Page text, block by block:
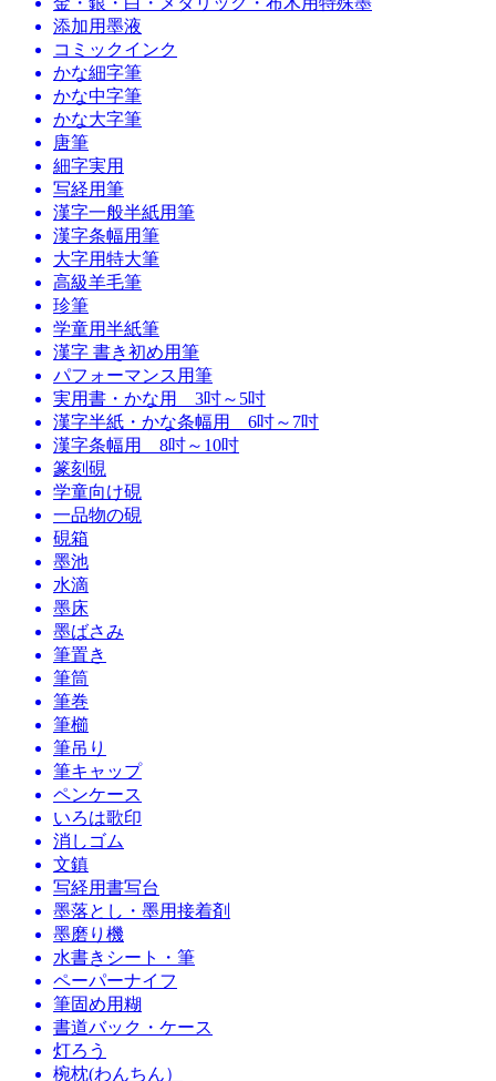
添加用墨液
コミックインク
かな細字筆
かな中字筆
かな大字筆
唐筆
細字実用
写経用筆
漢字一般半紙用筆
漢字条幅用筆
大字用特大筆
高級羊毛筆
珍筆
学童用半紙筆
漢字 書き初め用筆
パフォーマンス用筆
実用書・かな用 3吋～5吋
漢字半紙・かな条幅用 6吋～7吋
漢字条幅用 8吋～10吋
篆刻硯
学童向け硯
一品物の硯
硯箱
墨池
水滴
墨床
墨ばさみ
筆置き
筆筒
筆巻
筆櫛
筆吊り
筆キャップ
ペンケース
いろは歌印
消しゴム
文鎮
写経用書写台
墨落とし・墨用接着剤
墨磨り機
水書きシート・筆
ペーパーナイフ
筆固め用糊
書道バック・ケース
灯ろう
椀枕(わんちん）